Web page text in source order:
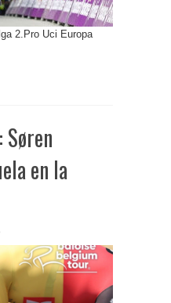
2.Pro Uci Europa
en la